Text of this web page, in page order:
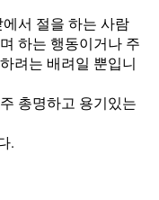
서 절을 하는 사람
하는 행동이거나 주
려는 배려일 뿐입니
총명하고 용기있는
.